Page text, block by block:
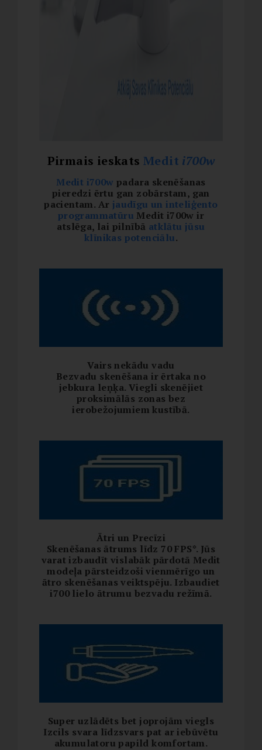
Pirmais ieskats Medit i700w
Medit i700w padara skenēšanas
pieredzi ērtu gan zobārstam, gan
pacientam. Ar jaudīgu un inteliģento
programmatūru Medit i700w ir
atslēga, lai pilnībā atklātu jūsu
klīnikas potenciālu.
Vairs nekādu vadu
Bezvadu skenēšana ir ērtaka no
jebkura leņķa. Viegli skenējiet
proksimālās zonas bez
ierobežojumiem kustībā.
Ātri un Precīzi
Skenēšanas ātrums līdz 70 FPS*. Jūs
varat izbaudīt vislabāk pārdotā Medit
modeļa pārsteidzoši vienmērīgo un
ātro skenēšanas veiktspēju. Izbaudiet
i700 lielo ātrumu bezvadu režīmā.
Super uzlādēts bet joprojām viegls
Izcils svara līdzsvars pat ar iebūvētu
akumulatoru papild komfortam.